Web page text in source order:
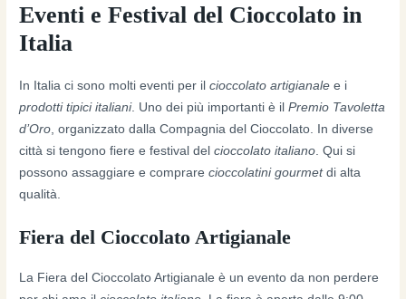
Eventi e Festival del Cioccolato in
Italia
In Italia ci sono molti eventi per ilcioccolato artigianale e i
prodotti tipici italiani. Uno dei più importanti è ilPremio Tavoletta
d’Oro , organizzato dalla Compagnia del Cioccolato. In diverse
città si tengono fiere e festival delcioccolato italiano . Qui si
possono assaggiare e comprarecioccolatini gourmetdi alta
qualità.
Fiera del Cioccolato Artigianale
La Fiera del Cioccolato Artigianale è un evento da non perdere